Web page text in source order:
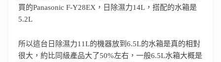
買的Panasonic F-Y28EX，日除濕力14L，搭配的水箱是
5.2L
所以這台日除濕力11L的機器放到6.5L的水箱是真的相對
很大，約比同級產品大了50%左右，一般6.5L水箱大概是